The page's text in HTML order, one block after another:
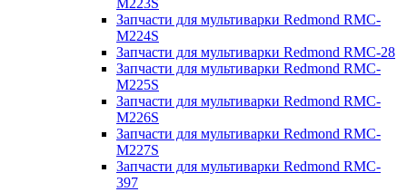
M223S
Запчасти для мультиварки Redmond RMC-
M224S
Запчасти для мультиварки Redmond RMC-28
Запчасти для мультиварки Redmond RMC-
M225S
Запчасти для мультиварки Redmond RMC-
M226S
Запчасти для мультиварки Redmond RMC-
M227S
Запчасти для мультиварки Redmond RMC-
397